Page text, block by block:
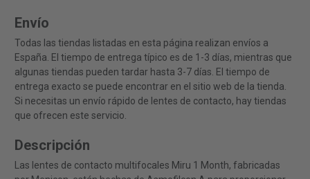
Envío
Todas las tiendas listadas en esta página realizan envíos a
España. El tiempo de entrega típico es de 1-3 días, mientras que
algunas tiendas pueden tardar hasta 3-7 días. El tiempo de
entrega exacto se puede encontrar en el sitio web de la tienda.
Si necesitas un envío rápido de lentes de contacto, hay tiendas
que ofrecen este servicio.
Descripción
Las lentes de contacto multifocales Miru 1 Month, fabricadas